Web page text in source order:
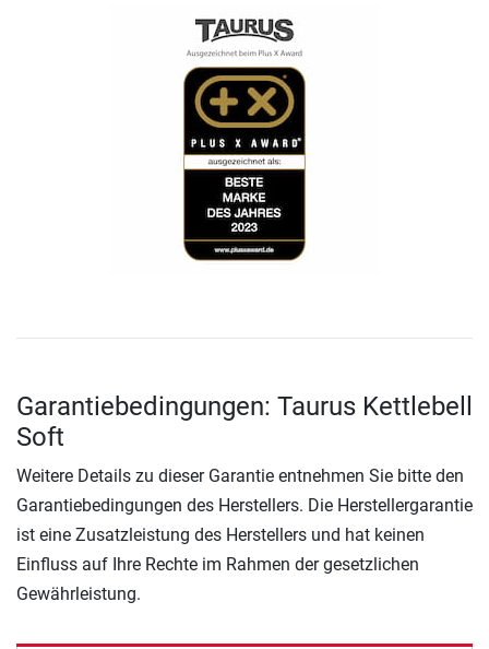
Garantiebedingungen: Taurus Kettlebell
Soft
Weitere Details zu dieser Garantie entnehmen Sie bitte den
Garantiebedingungen des Herstellers. Die Herstellergarantie
ist eine Zusatzleistung des Herstellers und hat keinen
Einfluss auf Ihre Rechte im Rahmen der gesetzlichen
Gewährleistung.